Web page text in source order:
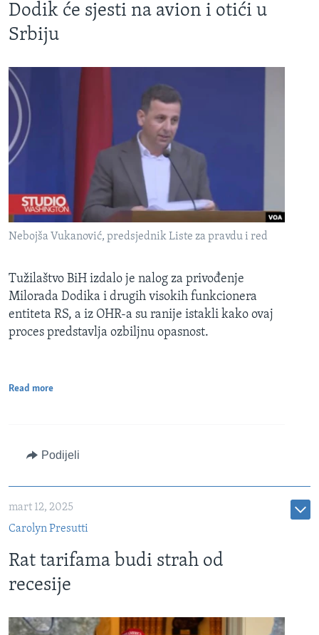
Dodik će sjesti na avion i otići u
Srbiju
Nebojša Vukanović, predsjednik Liste za pravdu i red
Tužilaštvo BiH izdalo je nalog za privođenje
Milorada Dodika i drugih visokih funkcionera
entiteta RS, a iz OHR-a su ranije istakli kako ovaj
proces predstavlja ozbiljnu opasnost.
Read more
Podijeli
mart 12, 2025
Carolyn Presutti
Rat tarifama budi strah od
recesije